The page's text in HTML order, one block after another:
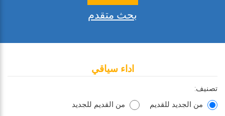
بحث متقدم
اداء سياقي
تصنيف:
من الجديد للقديم
من القديم للجديد